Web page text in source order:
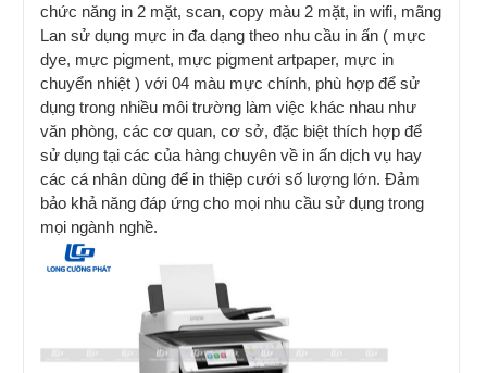
chức năng in 2 mặt, scan, copy màu 2 mặt, in wifi, mãng
Lan sử dụng mực in đa dạng theo nhu cầu in ấn ( mực
dye, mực pigment, mực pigment artpaper, mực in
chuyển nhiệt ) với 04 màu mực chính, phù hợp để sử
dụng trong nhiều môi trường làm việc khác nhau như
văn phòng, các cơ quan, cơ sở, đặc biệt thích hợp để
sử dụng tại các của hàng chuyên về in ấn dịch vụ hay
các cá nhân dùng để in thiệp cưới số lượng lớn. Đảm
bảo khả năng đáp ứng cho mọi nhu cầu sử dụng trong
mọi ngành nghề.